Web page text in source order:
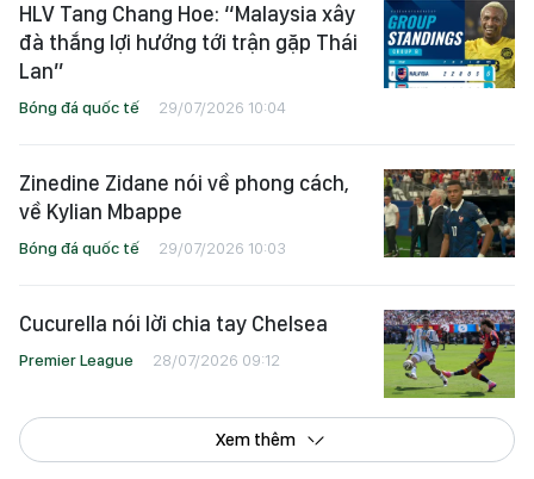
HLV Tang Chang Hoe: “Malaysia xây
đà thắng lợi hướng tới trận gặp Thái
Lan”
Bóng đá quốc tế 29/07/2026 10:04
Zinedine Zidane nói về phong cách,
về Kylian Mbappe
Bóng đá quốc tế 29/07/2026 10:03
Cucurella nói lời chia tay Chelsea
Premier League 28/07/2026 09:12
Xem thêm